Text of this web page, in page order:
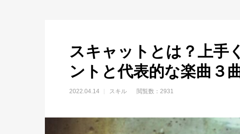
スキャットとは？上手
ントと代表的な楽曲３
2022.04.14 スキル 閲覧数：2931